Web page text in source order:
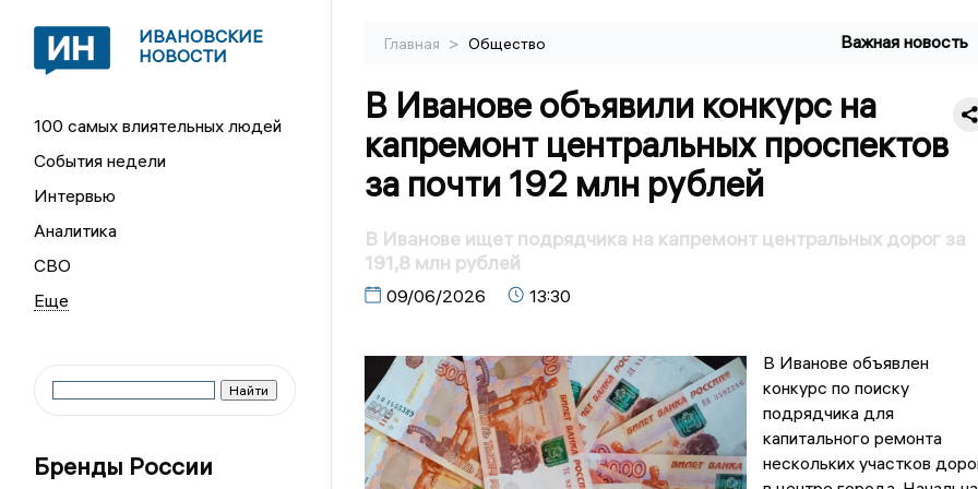
ИВАНОВСКИЕ
НОВОСТИ
100 самых влиятельных людей
События недели
Интервью
Аналитика
СВО
Бренды России
Главная > Общество Важная новость
В Иванове объявили конкурс на
капремонт центральных проспектов
за почти 192 млн рублей
В Иванове ищет подрядчика на капремонт центральных дорог за
191,8 млн рублей
09/06/2026 13:30
В Иванове объявлен
конкурс по поиску
подрядчика для
капитального ремонта
нескольких участков